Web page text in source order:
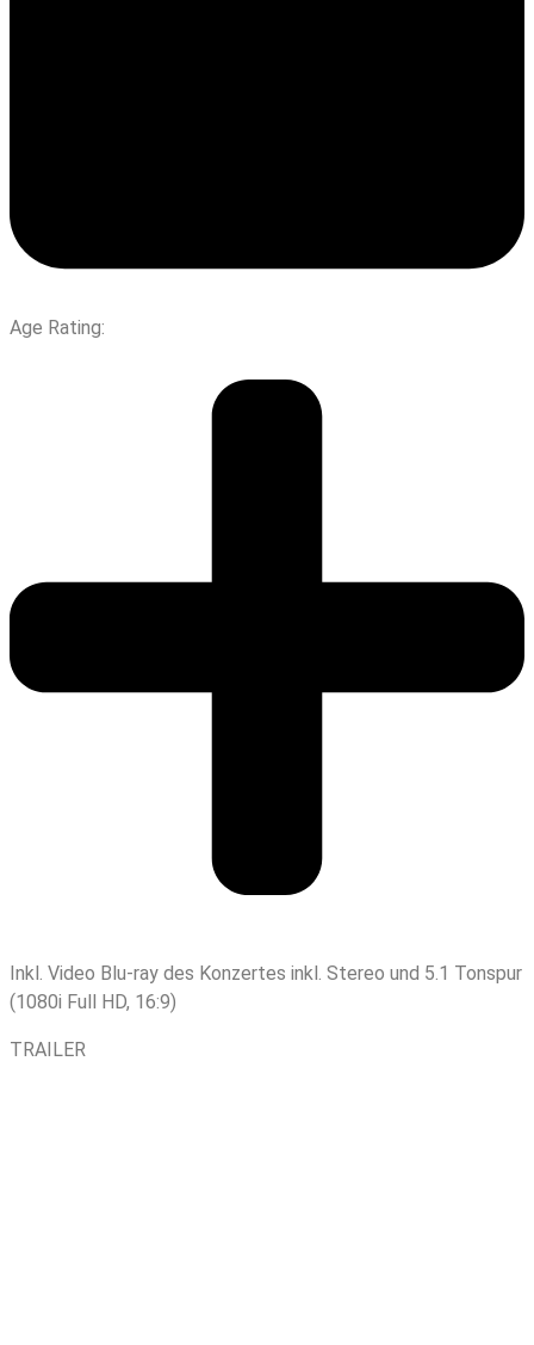
Age Rating:
Inkl. Video Blu-ray des Konzertes inkl. Stereo und 5.1 Tonspur
(1080i Full HD, 16:9)
TRAILER